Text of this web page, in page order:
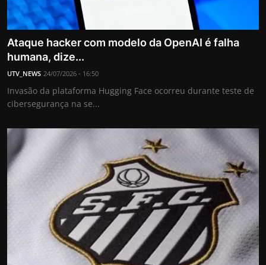
Ataque hacker com modelo da OpenAI é falha
humana, dize...
UTV_NEWS 24/07/2026 - 16:50
Invasão da plataforma Hugging Face ocorreu durante teste de
cibersegurança na se...